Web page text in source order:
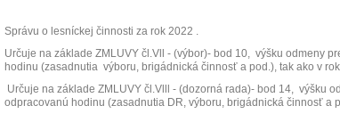
Správu o lesníckej činnosti za rok 2022 .
Určuje na základe ZMLUVY čl.Vll - (výbor)- bod 10, výšku odmeny
hodinu (zasadnutia výboru, brigádnická činnosť a pod.), tak ako v
Určuje na základe ZMLUVY čl.Vlll - (dozorná rada)- bod 14, výšku
odpracovanú hodinu (zasadnutia DR, výboru, brigádnická činnosť a